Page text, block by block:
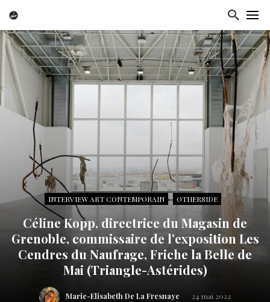
INTERVIEW ART CONTEMPORAIN OTHERSIDE
Céline Kopp, directrice du Magasin de
Grenoble, commissaire de l’exposition Les
Cendres du Naufrage, Friche la Belle de
Mai (Triangle-Astérides)
Marie-Elisabeth De La Fresnaye 24 mai 2022